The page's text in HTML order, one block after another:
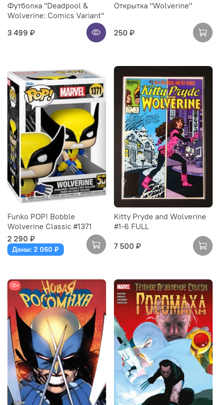
Футболка "Deadpool &
Wolverine: Comics Variant"
3 499 ₽
Открытка "Wolverine"
250 ₽
Funko POP! Bobble
Wolverine Classic #1371
2 290 ₽
Доны: 2 060 ₽
Kitty Pryde and Wolverine
#1-6 FULL
7 500 ₽
18+